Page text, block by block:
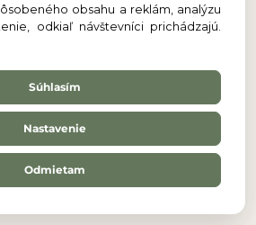
obsahu a reklám, analýzu
odkiaľ návštevníci prichádzajú.
Súhlasím
Nastavenie
Odmietam